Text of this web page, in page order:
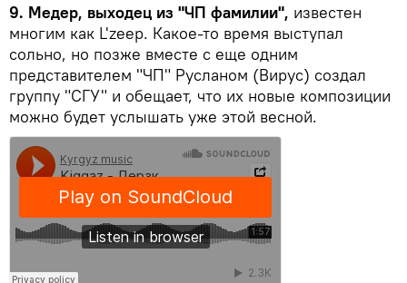
9. Медер, выходец из "ЧП фамилии", известен
многим как L'zeep. Какое-то время выступал
сольно, но позже вместе с еще одним
представителем "ЧП" Русланом (Вирус) создал
группу "СГУ" и обещает, что их новые композиции
можно будет услышать уже этой весной.